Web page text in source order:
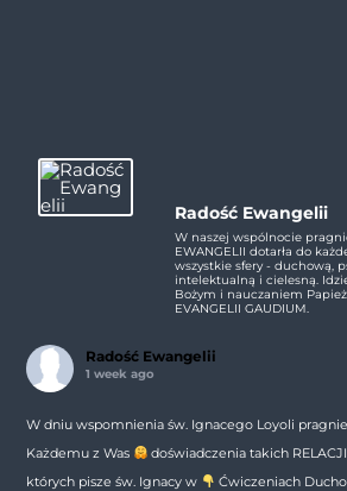
Radość Ewangelii
W naszej wspólnocie
EWANGELII dotarła do
wszystkie sfery - duchową,
intelektualną i cielesną.
Bożym i nauczaniem
EVANGELII GAUDIUM.
Radość Ewangelii
1 week ago
W dniu wspomnienia św. Ignacego Loyoli
Każdemu z Was
doświadczenia takich
których pisze św. Ignacy w
Ćwiczeniach